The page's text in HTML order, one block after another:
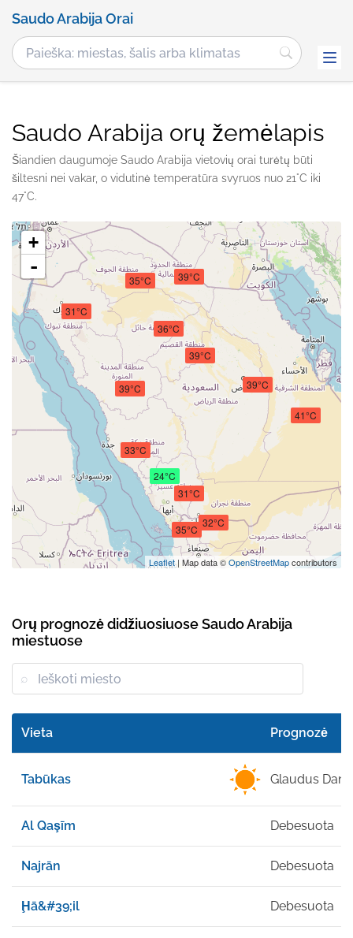
Saudo Arabija Orai
Saudo Arabija orų žemėlapis
Šiandien daugumoje Saudo Arabija vietovių orai turėtų būti
šiltesni nei vakar, o vidutinė temperatūra svyruos nuo 21°C iki
47°C.
31°C
39°C
32°C
36°C
41°C
31°C
35°C
33°C
39°C
39°C
39°C
24°C
35°C
+
-
Leaflet| Map data ©OpenStreetMapcontributors
Orų prognozė didžiuosiuose Saudo Arabija
miestuose
Vieta Prognozė
Tabūkas Glaudus
Al Qaşīm Debesuota
Najrān Debesuota
Ḩā&#39;il Debesuota